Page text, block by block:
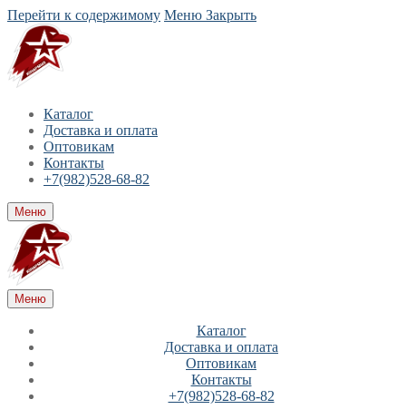
Перейти к содержимому Меню Закрыть
Каталог
Доставка и оплата
Оптовикам
Контакты
+7(982)528-68-82
Меню
Меню
Каталог
Доставка и оплата
Оптовикам
Контакты
+7(982)528-68-82